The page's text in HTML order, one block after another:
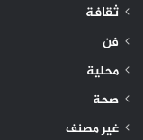
ثقافة
فن
محلية
صحة
غير مصنف